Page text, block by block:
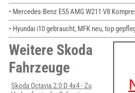
• Mercedes-Benz E55 AMG W211 V8
• Hyundai i10 gebraucht, MFK neu, top
Weitere Skoda
Fahrzeuge
Skoda Octavia 2.0 D 4x4 - Zu